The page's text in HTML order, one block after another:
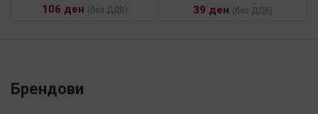
106 ден (без ДДВ) 39 ден (без ДДВ)
Брендови